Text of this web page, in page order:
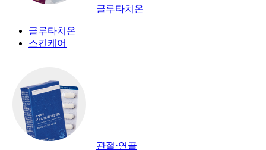
글루타치온
글루타치온
스킨케어
관절·연골